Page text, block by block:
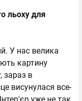
льоху для
У нас велика
картину
зараз в
висунулася все-